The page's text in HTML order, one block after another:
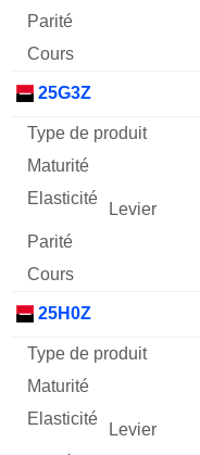
25G3Z
25H0Z